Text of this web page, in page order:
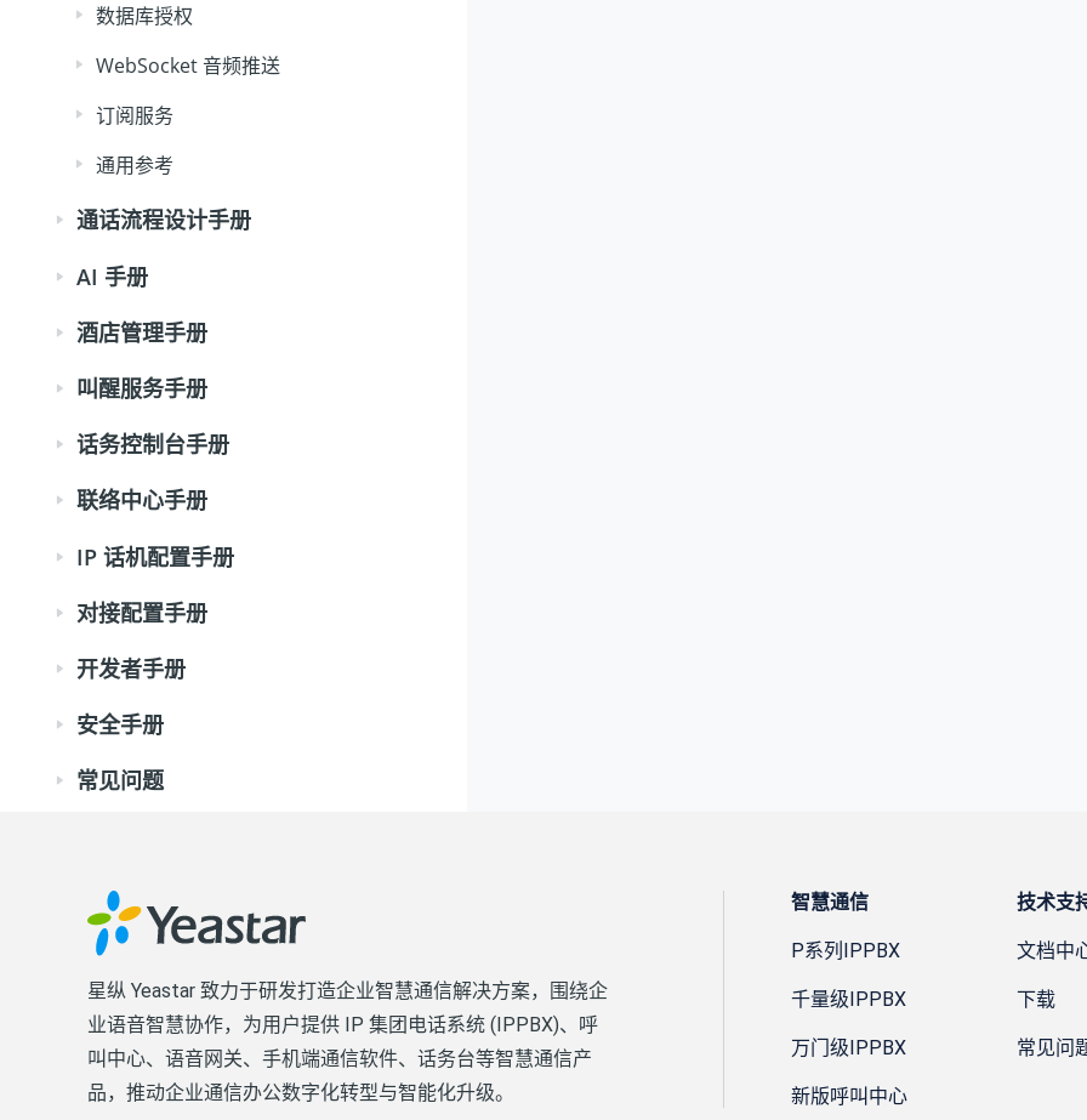
数据库授权
WebSocket 音频推送
订阅服务
通用参考
通话流程设计手册
AI 手册
酒店管理手册
叫醒服务手册
话务控制台手册
联络中心手册
IP 话机配置手册
对接配置手册
开发者手册
安全手册
常见问题
星纵 Yeastar 致力于研发打造企业智慧通信解决方案，围绕企
业语音智慧协作，为用户提供 IP 集团电话系统 (IPPBX)、呼
叫中心、语音网关、手机端通信软件、话务台等智慧通信产
品，推动企业通信办公数字化转型与智能化升级。
智慧通信
P系列IPPBX
千量级IPPBX
万门级IPPBX
新版呼叫中心
技术支
文档中
下载
常见问